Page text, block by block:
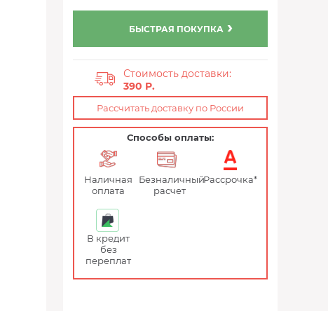
БЫСТРАЯ ПОКУПКА
Стоимость доставки:
390 P.
Рассчитать доставку по России
Способы оплаты:
Наличная
оплата
Безналичный
расчет
Рассрочка*
В кредит
без
переплат